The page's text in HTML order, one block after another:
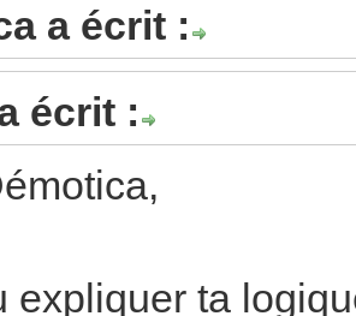
a écrit :
écrit :
expliquer ta